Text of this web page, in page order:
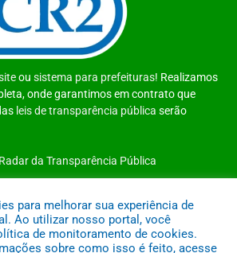
ou sistema para prefeituras! Realizamos
onde garantimos em contrato que
leis de transparência pública serão
Radar da Transparência Pública
a Prefeitura Municipal de Santo Antônio do
para melhorar sua experiência de
Ao utilizar nosso portal, você
de monitoramento de cookies.
sobre como isso é feito, acesse